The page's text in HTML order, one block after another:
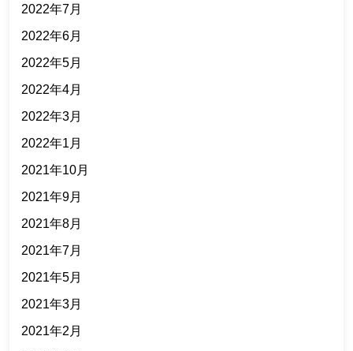
2022年7月
2022年6月
2022年5月
2022年4月
2022年3月
2022年1月
2021年10月
2021年9月
2021年8月
2021年7月
2021年5月
2021年3月
2021年2月